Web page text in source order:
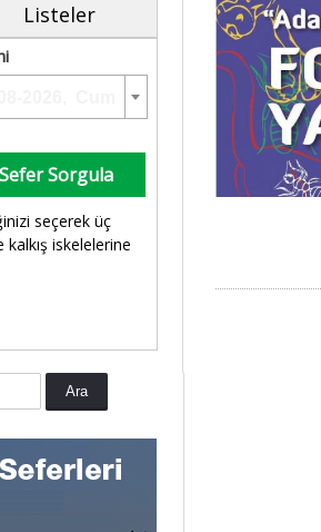
Listeler
Sefer Sorgula
seçerek üç
iskelelerine